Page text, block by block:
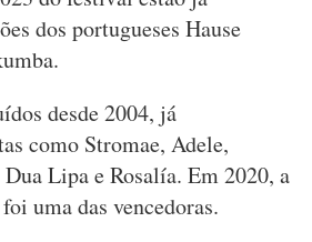
dos portugueses Hause
desde 2004, já
como Stromae, Adele,
Lipa e Rosalía. Em 2020, a
uma das vencedoras.